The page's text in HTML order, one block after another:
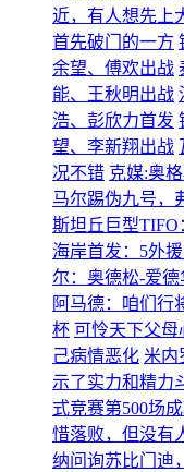
近，有人想先上
首先破门的一方
余望、傅欢出战
能、王秋明出战
浩、彭欣力首发
望、李新翔出战
况不错 克媒:奥
马尔踢伪九号，
斯坦丘巨型
海岸首发：5外
尔：奥德松-爱
阿马德：咱们行
杯 可怜天下父母
己病情恶化 米内
示了实力和精力
式竞赛第500场
惜落败，但没有
纳问询苏比门迪